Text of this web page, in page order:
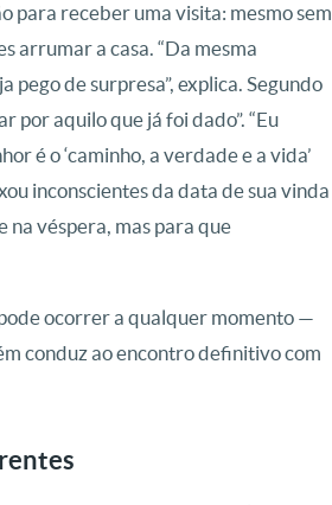
para receber uma visita: mesmo sem
arrumar a casa. “Da mesma
de surpresa”, explica. Segundo
por aquilo que já foi dado”. “Eu
é o ‘caminho, a verdade e a vida’
inconscientes da data de sua vinda
véspera, mas para que
ocorrer a qualquer momento —
conduz ao encontro definitivo com